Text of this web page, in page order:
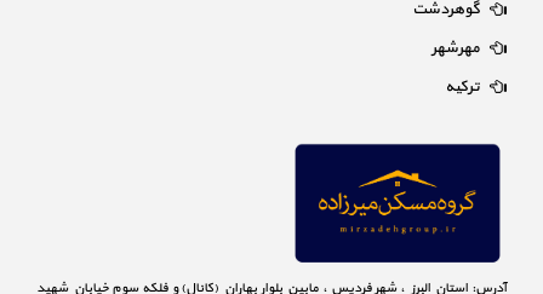
گوهردشت
مهرشهر
ترکیه
آدرس: استان البرز ، شهر فردیس ، مابین بلوار بهاران (کانال) و فلکه سوم خیابان شهید